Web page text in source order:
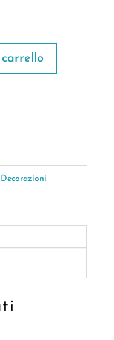
Decorazioni